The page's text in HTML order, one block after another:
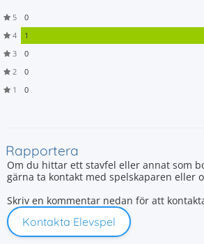
5
0
4
1
3
0
2
0
1
0
Rapportera
Om du hittar ett stavfel eller annat som
gärna ta kontakt med spelskaparen eller
Skriv en kommentar nedan för att
Kontakta Elevspel